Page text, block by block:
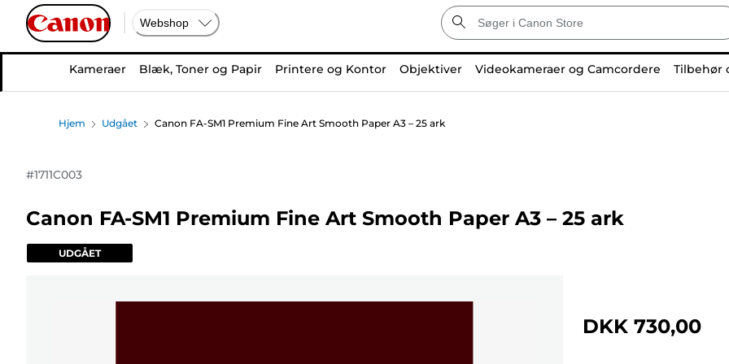
Webshop
Kameraer Blæk, Toner og Papir Printere og Kontor Objektiver Videokameraer og Camcordere Tilbehør
Hjem Udgået Canon FA-SM1 Premium Fine Art Smooth Paper A3 – 25 ark
#1711C003
Canon FA-SM1 Premium Fine Art Smooth Paper A3 – 25 ark
UDGÅET
DKK 730,00